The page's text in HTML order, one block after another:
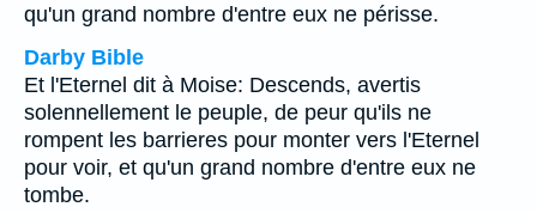
qu'un grand nombre d'entre eux ne périsse.
Darby Bible
Et l'Eternel dit à Moise: Descends, avertis
solennellement le peuple, de peur qu'ils ne
rompent les barrieres pour monter vers l'Eternel
pour voir, et qu'un grand nombre d'entre eux ne
tombe.